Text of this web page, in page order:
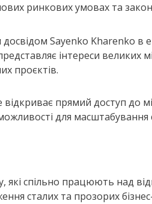
ринкових умовах та
досвідом Sayenko Kharenko в
інтереси великих
проєктів.
прямий доступ до
для масштабування
які спільно працюють над
сталих та прозорих